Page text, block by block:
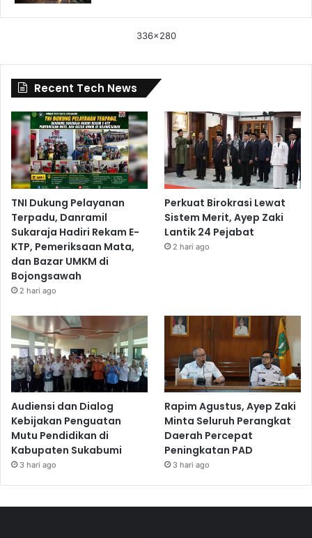
336x280
Recent Tech News
TNI Dukung Pelayanan
Terpadu, Danramil
Sukaraja Hadiri Rekam E-
KTP, Pemeriksaan Mata,
dan Bazar UMKM di
Bojongsawah
2 hari ago
Perkuat Birokrasi Lewat
Sistem Merit, Ayep Zaki
Lantik 24 Pejabat
2 hari ago
Audiensi dan Dialog
Kebijakan Penguatan
Mutu Pendidikan di
Kabupaten Sukabumi
3 hari ago
Rapim Agustus, Ayep Zaki
Minta Seluruh Perangkat
Daerah Percepat
Peningkatan PAD
3 hari ago